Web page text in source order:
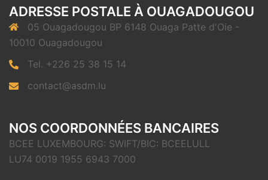
ADRESSE POSTALE À OUAGADOUGOU
05 Ouagadougou BP 6148 Ouaga Patte d'Oie -
10010 Ouagadougou
Tel. +226 25 38 15 14
contact@asdm.lu
NOS COORDONNÉES BANCAIRES
BCEE LUXEMBOURG: SWIFT/BIC: BCEELULL
LU74 0019 1955 6943 7000